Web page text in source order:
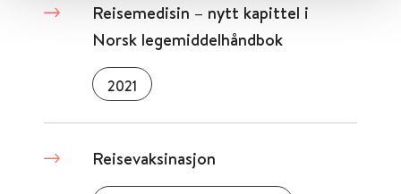
Reisemedisin – nytt kapittel i
Norsk legemiddelhåndbok
2021
Reisevaksinasjon